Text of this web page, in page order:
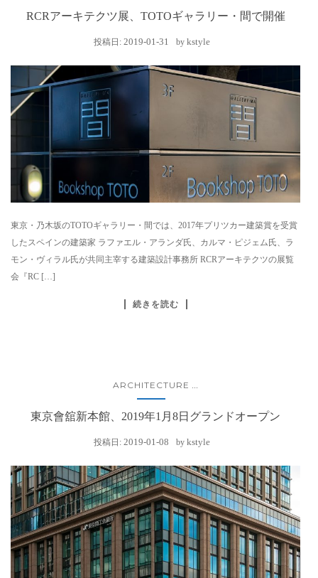
RCRアーキテクツ展、TOTOギャラリー・間で開催
投稿日: 2019-01-31 by kstyle
東京・乃木坂のTOTOギャラリー・間では、2017年プリツカー建築賞を受賞
したスペインの建築家 ラファエル・アランダ氏、カルマ・ピジェム氏、ラ
モン・ヴィラル氏が共同主宰する建築設計事務所 RCRアーキテクツの展覧
会『RC […]
続きを読む
ARCHITECTURE
東京會舘新本館、2019年1月8日グランドオープン
投稿日: 2019-01-08 by kstyle